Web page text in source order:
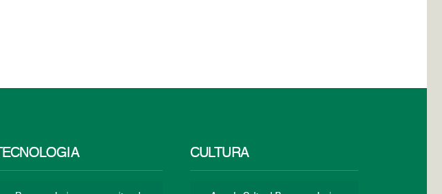
TECNOLOGÍA CULTURA